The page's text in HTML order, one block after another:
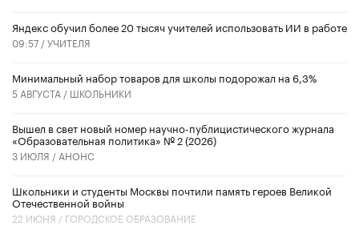
​Яндекс обучил более 20 тысяч учителей использовать ИИ в работе
09:57 /УЧИТЕЛЯ
Минимальный набор товаров для школы подорожал на 6,3%
5 АВГУСТА / ШКОЛЬНИКИ
Вышел в свет новый номер научно-публицистического журнала
«Образовательная политика» № 2 (2026)
3 ИЮЛЯ / АНОНС
Школьники и студенты Москвы почтили память героев Великой
Отечественной войны
22 ИЮНЯ / ГОРОДСКОЕ ОБРАЗОВАНИЕ